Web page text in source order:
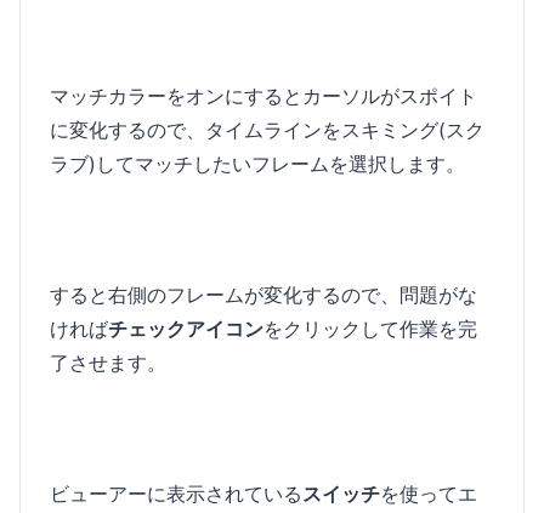
マッチカラーをオンにするとカーソルがスポイト
に変化するので、タイムラインをスキミング(スク
ラブ)してマッチしたいフレームを選択します。
すると右側のフレームが変化するので、問題がな
ければチェックアイコンをクリックして作業を完
了させます。
ビューアーに表示されている スイッチを使ってエ